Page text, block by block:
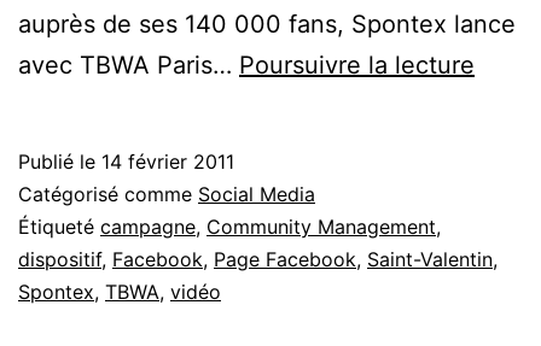
auprès de ses 140 000 fans, Spontex lance
avec TBWA Paris… Poursuivre la lecture
Publié le 14 février 2011
Catégorisé comme Social Media
Étiqueté campagne, Community Management,
dispositif, Facebook, Page Facebook, Saint-Valentin,
Spontex, TBWA, vidéo